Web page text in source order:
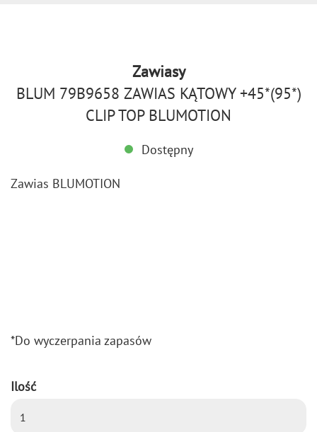
Zawiasy
BLUM 79B9658 ZAWIAS KĄTOWY +45*(95*)
CLIP TOP BLUMOTION
Dostępny
Za­wias BLU­MO­TION
*Do wy­czer­pa­nia za­pa­sów
Ilość